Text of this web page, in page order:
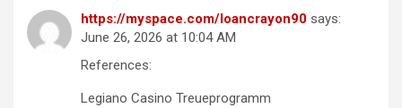
https://myspace.com/loancrayon90 says:
June 26, 2026 at 10:04 AM
References:
Legiano Casino Treueprogramm